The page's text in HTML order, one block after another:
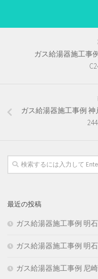
ガス給湯器施工事
ガス給湯器施工事例 神
最近の投稿
ガス給湯器施工事例 明石
ガス給湯器施工事例 明石
ガス給湯器施工事例 尼崎